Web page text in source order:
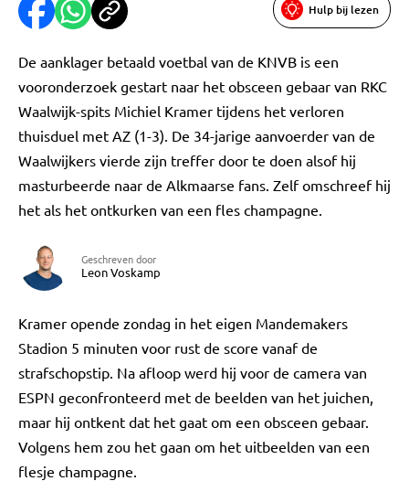
Hulp bij lezen
De aanklager betaald voetbal van de KNVB is een
vooronderzoek gestart naar het obsceen gebaar van RKC
Waalwijk-spits Michiel Kramer tijdens het verloren
thuisduel met AZ (1-3). De 34-jarige aanvoerder van de
Waalwijkers vierde zijn treffer door te doen alsof hij
masturbeerde naar de Alkmaarse fans. Zelf omschreef hij
het als het ontkurken van een fles champagne.
Geschreven door
Leon Voskamp
Kramer opende zondag in het eigen Mandemakers
Stadion 5 minuten voor rust de score vanaf de
strafschopstip. Na afloop werd hij voor de camera van
ESPN geconfronteerd met de beelden van het juichen,
maar hij ontkent dat het gaat om een obsceen gebaar.
Volgens hem zou het gaan om het uitbeelden van een
flesje champagne.